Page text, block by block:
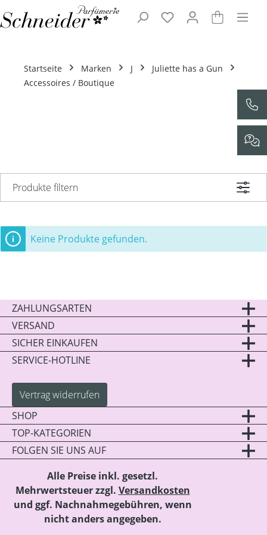
Zum Hauptinhalt springen
Startseite Marken J
Juliette has a Gun
Accessoires / Boutique
Produkte filtern
Keine Produkte gefunden.
ZAHLUNGSARTEN
VERSAND
SICHER EINKAUFEN
SERVICE-HOTLINE
Vertrag widerrufen
SHOP
TOP-KATEGORIEN
FOLGEN SIE UNS AUF
Alle Preise inkl. gesetzl.
Mehrwertsteuer zzgl. Versandkosten
und ggf. Nachnahmegebühren, wenn
nicht anders angegeben.